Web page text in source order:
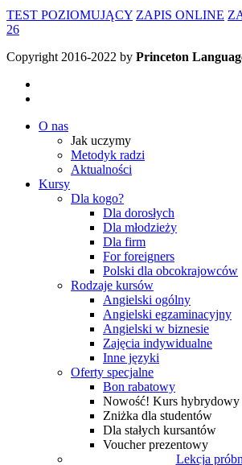
TEST POZIOMUJĄCY ZAPIS ONLINE
26
Copyright 2016-2022 by Princeton
O nas
Jak uczymy
Metodyk radzi
Aktualności
Kursy
Dla kogo?
Dla dorosłych
Dla młodzieży
Dla firm
For foreigners
Polski dla obcokrajowców
Rodzaje kursów
Angielski ogólny
Angielski egzaminacyjny
Angielski w biznesie
Zajęcia indywidualne
Inne języki
Oferty specjalne
Bon rabatowy
Nowość! Kurs hybrydowy
Zniżka dla studentów
Dla stałych kursantów
Voucher prezentowy
Lekcja